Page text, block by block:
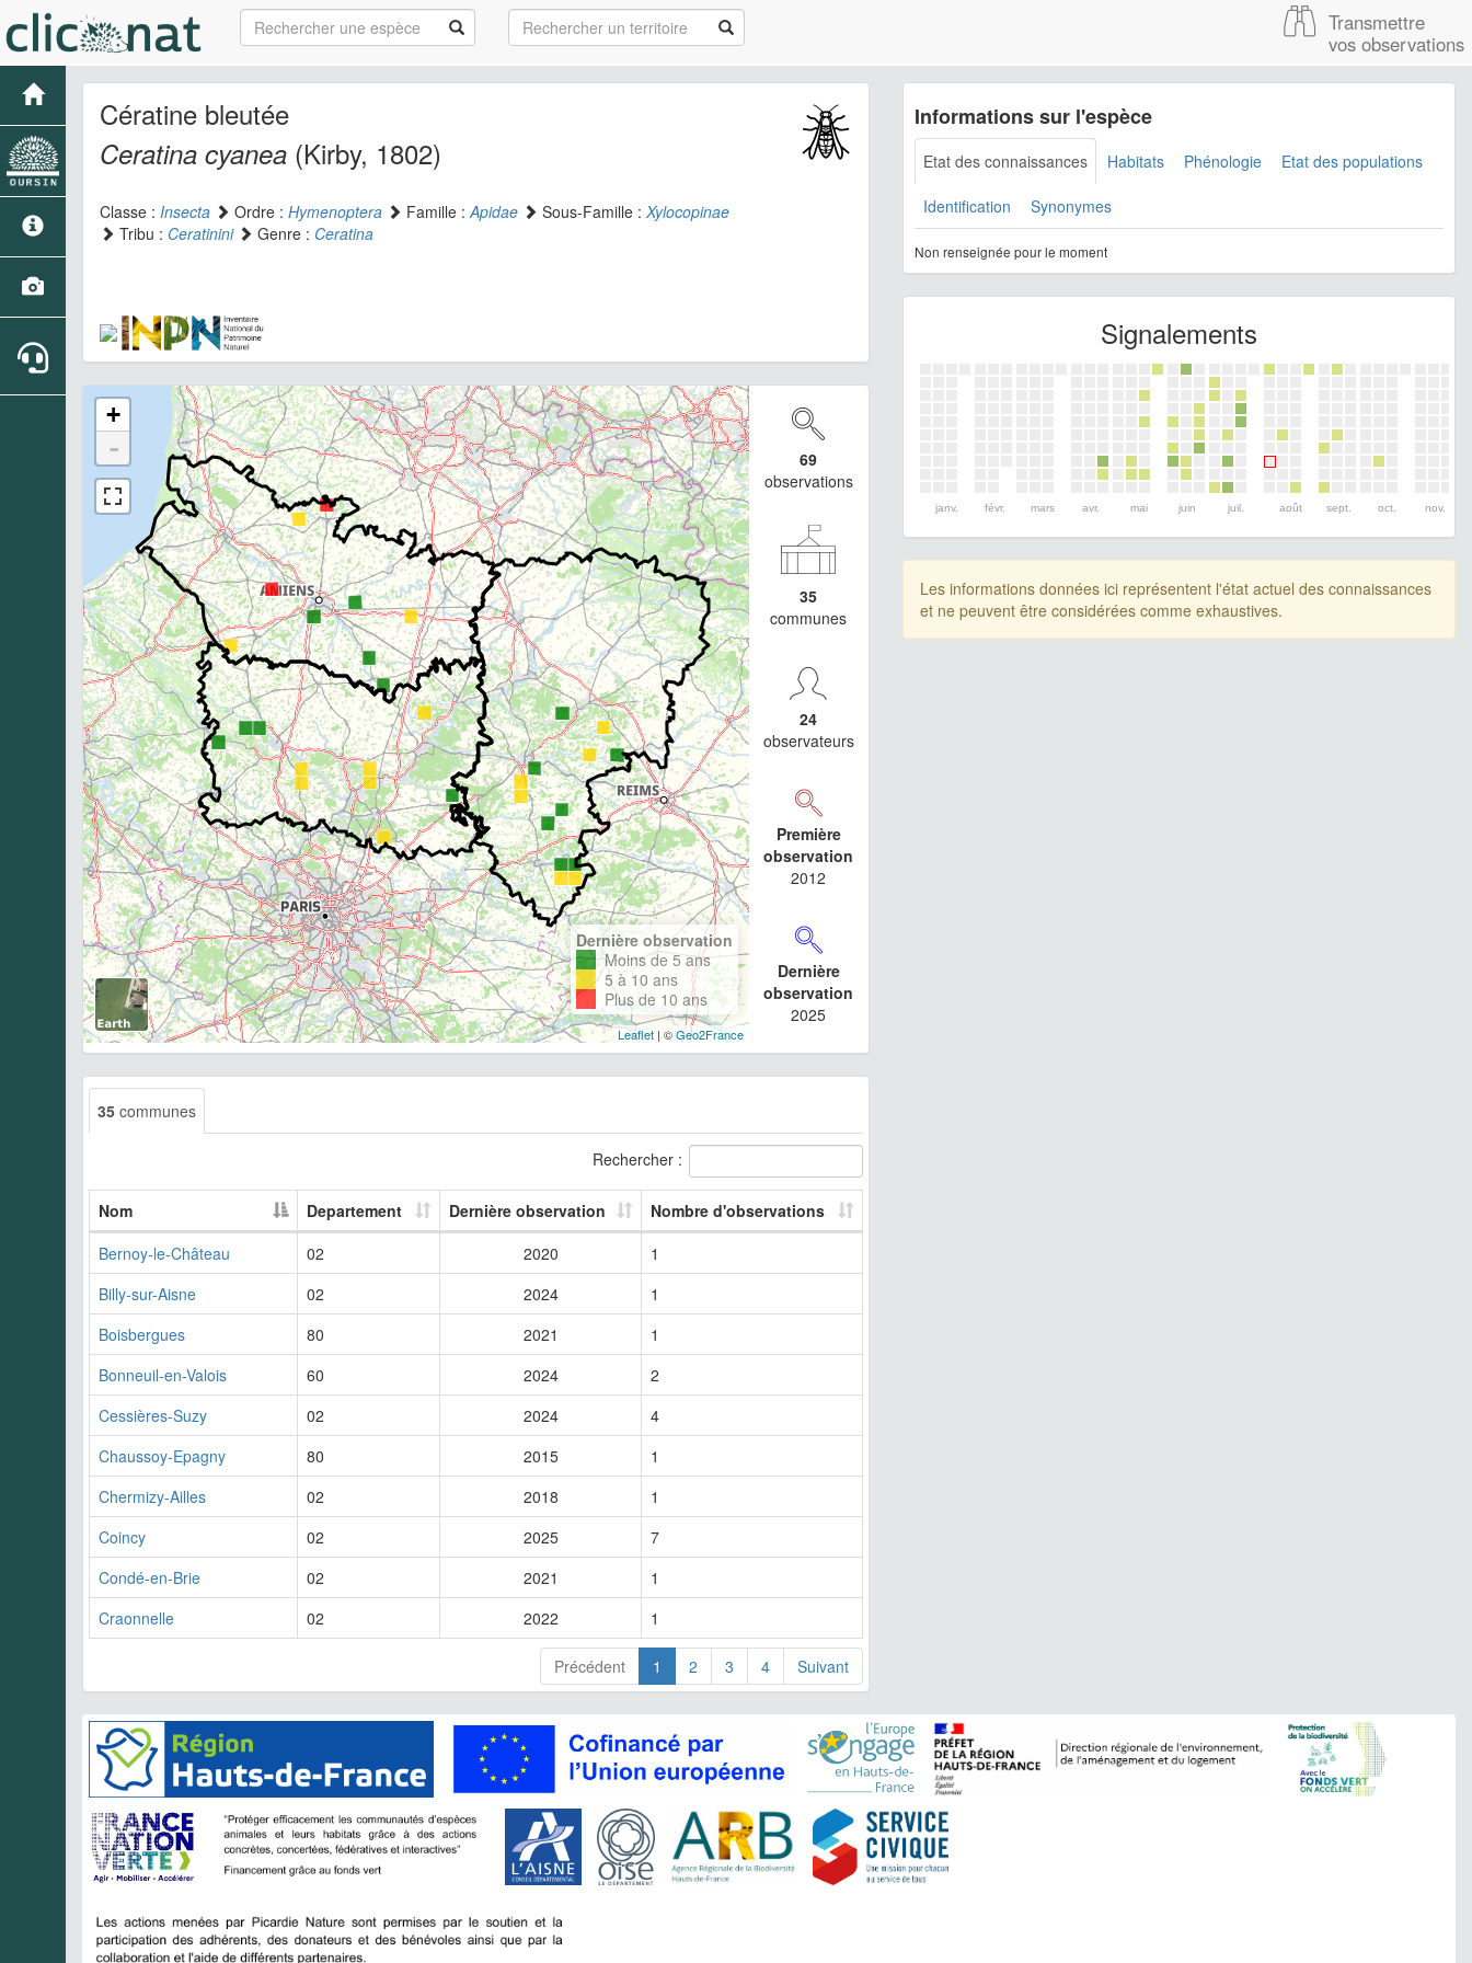
Transmettre
vos observations
Cératine bleutée
Ceratina cyanea (Kirby, 1802)
Classe : Insecta Ordre : Hymenoptera Famille :Apidae Sous-Famille : Xylocopinae
Tribu : Ceratinini Genre : Ceratina
+
-
Dernière observation
Moins de 5 ans
5 à 10 ans
Plus de 10 ans
Leaflet| ©Geo2France
69
observations
35
communes
24
observateurs
Première
observation
2012
Dernière
observation
2025
35 communes
Rechercher :
Nom Departement Dernière observation
Nombre d'observations
Bernoy-le-Château
02 2020
1
Billy-sur-Aisne
02 2024
1
Boisbergues
80 2021
1
Bonneuil-en-Valois
60 2024
2
Cessières-Suzy
02 2024
4
Chaussoy-Epagny
80 2015
1
Chermizy-Ailles
02 2018
1
Coincy
02 2025
7
Condé-en-Brie
02 2021
1
Craonnelle
02 2022 1
Précédent 1 2 3 4 Suivant
Informations sur l'espèce
Etat des connaissances Habitats Phénologie Etat des populations
Identification Synonymes
Non renseignée pour le moment
Signalements
janv. févr. mars avr. mai juin juil. août sept. oct. nov.
Les informations données ici représentent l'état actuel des connaissances
et ne peuvent être considérées comme exhaustives.